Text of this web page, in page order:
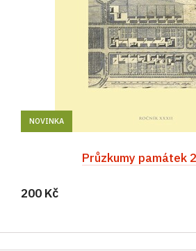
NOVINKA
Průzkumy památek
200 Kč